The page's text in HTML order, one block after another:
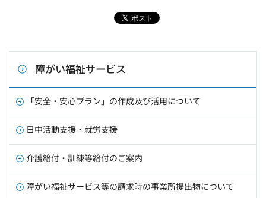
障がい福祉サービス
「安全・安心プラン」の作成及び活用について
日中活動支援・就労支援
介護給付・訓練等給付のご案内
障がい福祉サービス等の請求時の事業所提出物について